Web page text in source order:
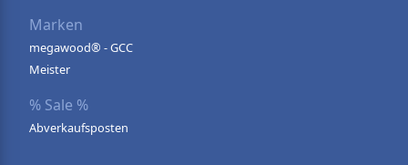
Marken
megawood® - GCC
Meister
% Sale %
Abverkaufsposten